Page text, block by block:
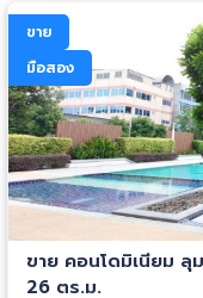
ขาย
มือสอง
ขาย คอนโดมิเนียม
26 ตร.ม.